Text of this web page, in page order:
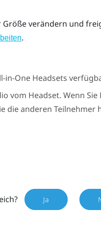
Größe verändern und
.
in-One Headsets
vom Headset. Wenn Sie
die anderen Teilnehmer
Ja